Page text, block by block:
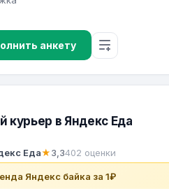
анкету
курьер в Яндекс Еда
Еда★3,3402 оценки
Яндекс байка за 1₽